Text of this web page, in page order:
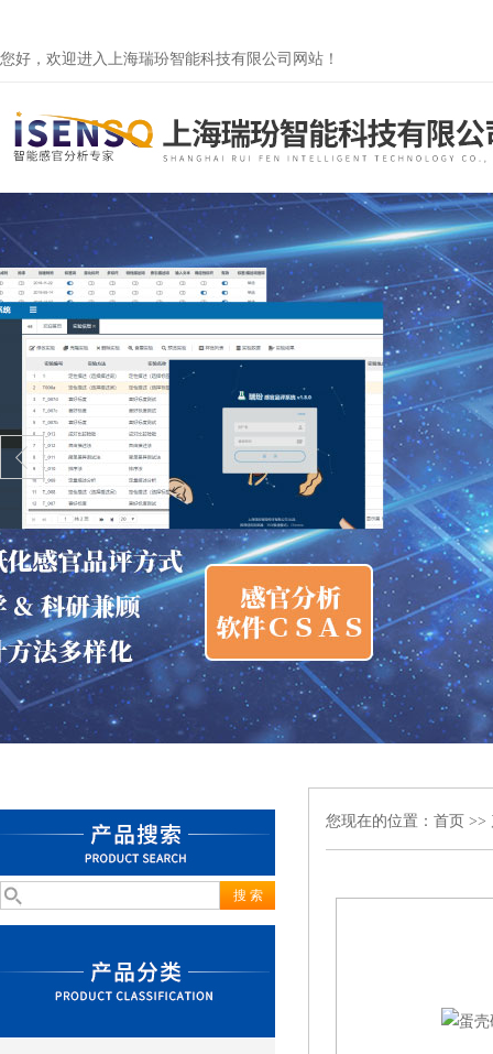
您好，欢迎进入上海瑞玢智能科技有限公司网站！
您现在的位置： 首页 >>